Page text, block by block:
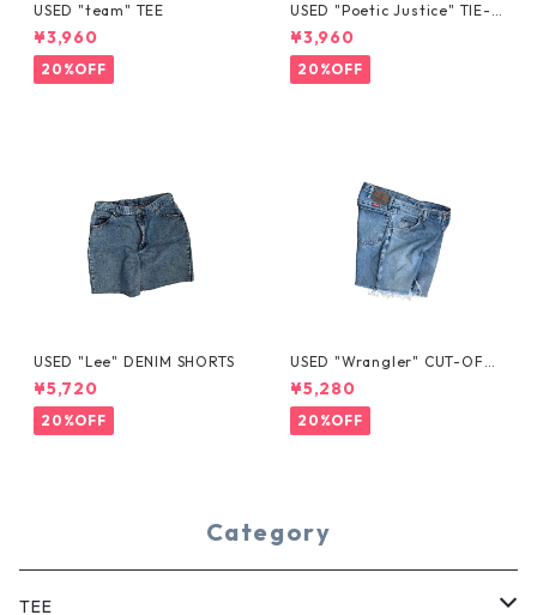
USED "team" TEE
¥3,960
20%OFF
USED "Poetic Justice" TIE-D
YE TEE
¥3,960
20%OFF
USED "Lee" DENIM SHORTS
¥5,720
20%OFF
USED "Wrangler" CUT-OFF
DENIM SHORTS
¥5,280
20%OFF
Category
TEE